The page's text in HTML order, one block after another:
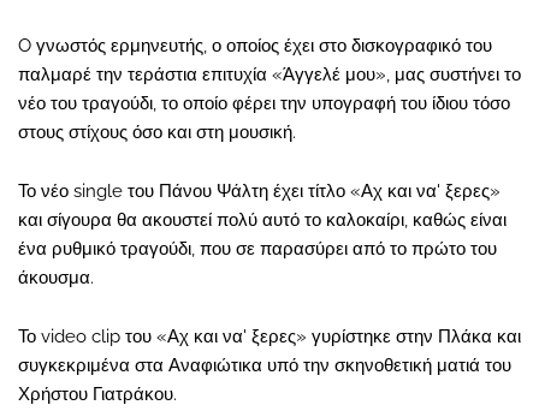
O γνωστός ερμηνευτής, ο οποίος έχει στο δισκογραφικό του
παλμαρέ την τεράστια επιτυχία «Άγγελέ μου», μας συστήνει το
νέο του τραγούδι, το οποίο φέρει την υπογραφή του ίδιου τόσο
στους στίχους όσο και στη μουσική.
Το νέο single του Πάνου Ψάλτη έχει τίτλο «Αχ και να' ξερες»
και σίγουρα θα ακουστεί πολύ αυτό το καλοκαίρι, καθώς είναι
ένα ρυθμικό τραγούδι, που σε παρασύρει από το πρώτο του
άκουσμα.
Το video clip του «Αχ και να' ξερες» γυρίστηκε στην Πλάκα και
συγκεκριμένα στα Αναφιώτικα υπό την σκηνοθετική ματιά του
Χρήστου Γιατράκου.